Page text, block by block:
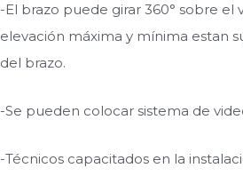
-El brazo puede girar 360° sobre el
elevación máxima y mínima estan
del brazo.
-Se pueden colocar sistema de
-Técnicos capacitados en la